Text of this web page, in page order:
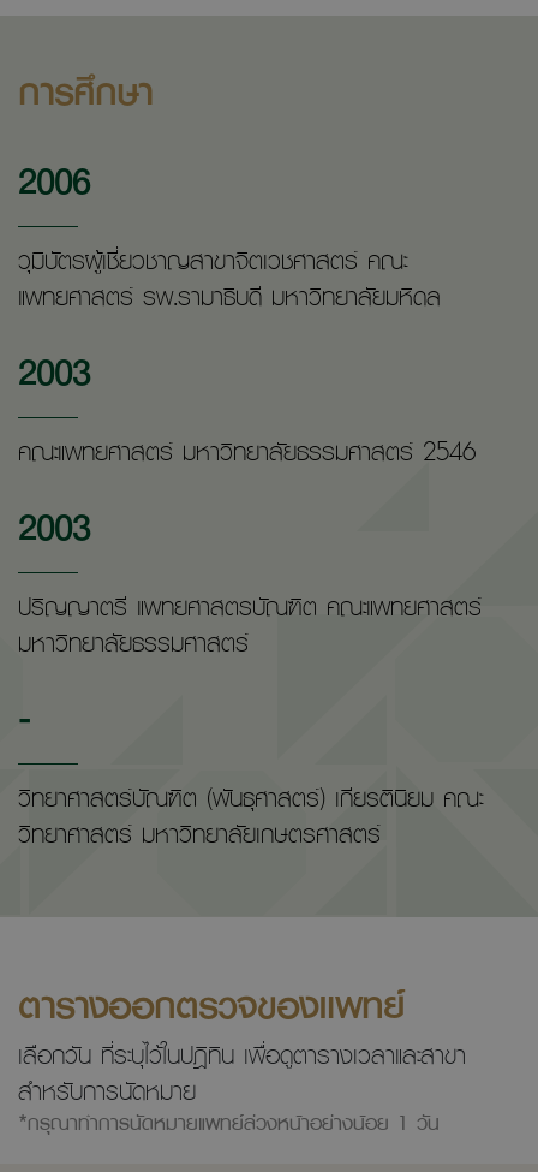
การศึกษา
2006
วุมิบัตรผู้เชี่ยวชาญสาขาจิตเวชศาสตร์ คณะ
แพทยศาสตร์ รพ.รามาธิบดี มหาวิทยาลัยมหิดล
2003
คณะแพทยศาสตร์ มหาวิทยาลัยธรรมศาสตร์ 2546
2003
ปริญญาตรี แพทยศาสตรบัณฑิต คณะแพทยศาสตร์
มหาวิทยาลัยธรรมศาสตร์
-
วิทยาศาสตร์บัณฑิต (พันธุศาสตร์) เกียรตินิยม คณะ
วิทยาศาสตร์ มหาวิทยาลัยเกษตรศาสตร์
ตารางออกตรวจของแพทย์
เลือกวัน ที่ระบุไว้ในปฎิทิน เพื่อดูตารางเวลาและสาขา
สำหรับการนัดหมาย
*กรุณาทำการนัดหมายแพทย์ล่วงหน้าอย่างน้อย 1 วัน